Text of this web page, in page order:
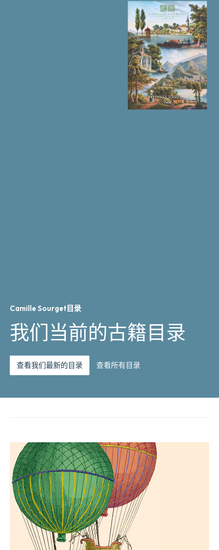
Camille Sourget目录
我们当前的古籍目录
查看我们最新的目录 查看所有目录